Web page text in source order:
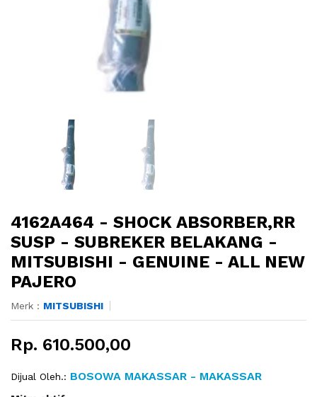
4162A464 - SHOCK ABSORBER,RR
SUSP - SUBREKER BELAKANG -
MITSUBISHI - GENUINE - ALL NEW
PAJERO
Merk : MITSUBISHI
Rp. 610.500,00
Dijual Oleh.: BOSOWA MAKASSAR - MAKASSAR